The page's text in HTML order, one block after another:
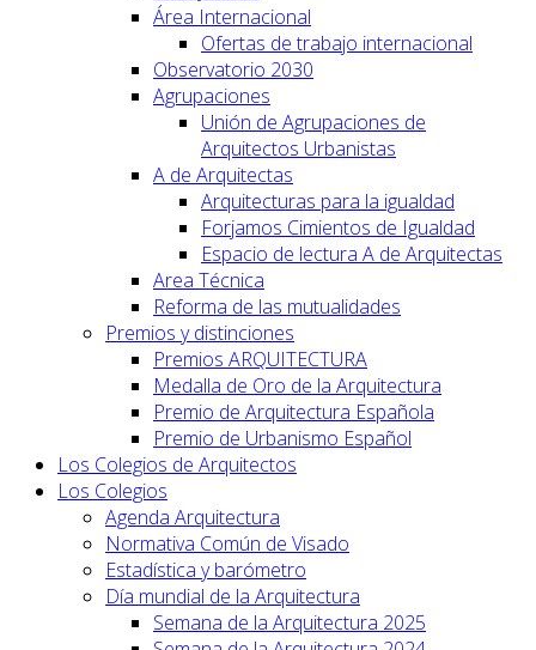
Área Internacional
Ofertas de trabajo internacional
Observatorio 2030
Agrupaciones
Unión de Agrupaciones de
Arquitectos Urbanistas
A de Arquitectas
Arquitecturas para la igualdad
Forjamos Cimientos de Igualdad
Espacio de lectura A de Arquitectas
Area Técnica
Reforma de las mutualidades
Premios y distinciones
Premios ARQUITECTURA
Medalla de Oro de la Arquitectura
Premio de Arquitectura Española
Premio de Urbanismo Español
Los Colegios de Arquitectos
Los Colegios
Agenda Arquitectura
Normativa Común de Visado
Estadística y barómetro
Día mundial de la Arquitectura
Semana de la Arquitectura 2025